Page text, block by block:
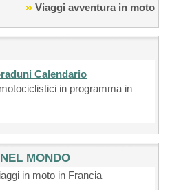
Viaggi avventura in moto
Calendario
in programma in
MONDO
in moto in Francia